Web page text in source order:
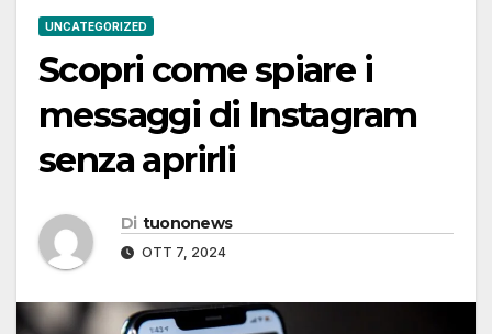
UNCATEGORIZED
Scopri come spiare i
messaggi di Instagram
senza aprirli
Di tuononews
OTT 7, 2024